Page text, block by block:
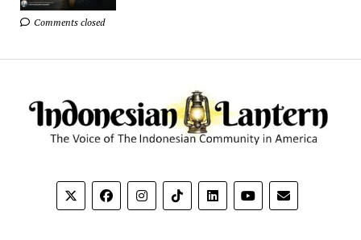
Comments closed